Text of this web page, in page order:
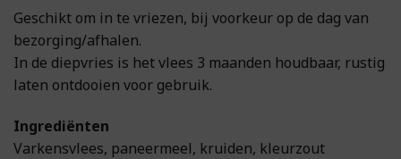
Geschikt om in te vriezen, bij voorkeur op de dag van
bezorging/afhalen.
In de diepvries is het vlees 3 maanden houdbaar, rustig
laten ontdooien voor gebruik.
Ingrediënten
Varkensvlees, paneermeel, kruiden, kleurzout